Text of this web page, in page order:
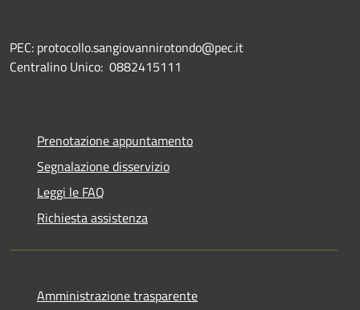
PEC: protocollo.sangiovannirotondo@pec.it
Centralino Unico: 0882415111
Prenotazione appuntamento
Segnalazione disservizio
Leggi le FAQ
Richiesta assistenza
Amministrazione trasparente